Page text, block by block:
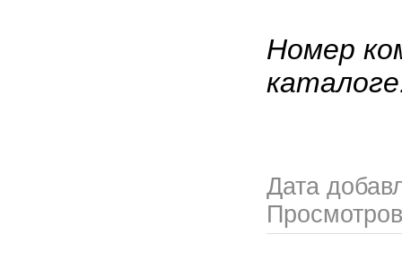
Номер
Дата